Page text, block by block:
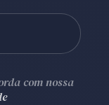
com nossa